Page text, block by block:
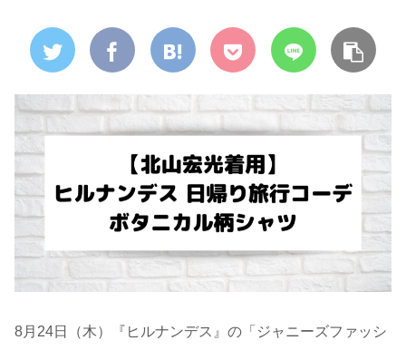
8月24日（木）『ヒルナンデス』の「ジャニーズファッシ